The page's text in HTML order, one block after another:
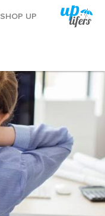
Reklamı Göster
Reklamı Gizle
SHOP UP